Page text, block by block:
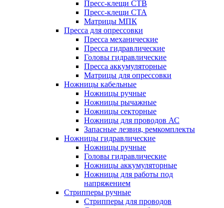
Пресс-клещи CTB
Пресс-клещи CTA
Матрицы МПК
Пресса для опрессовки
Пресса механические
Пресса гидравлические
Головы гидравлические
Пресса аккумуляторные
Матрицы для опрессовки
Ножницы кабельные
Ножницы ручные
Ножницы рычажные
Ножницы секторные
Ножницы для проводов АС
Запасные лезвия, ремкомплекты
Ножницы гидравлические
Ножницы ручные
Головы гидравлические
Ножницы аккумуляторные
Ножницы для работы под
напряжением
Стрипперы ручные
Стрипперы для проводов